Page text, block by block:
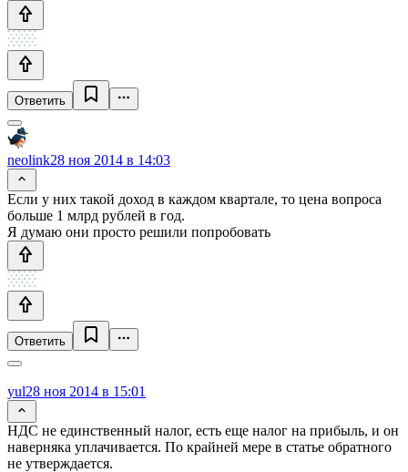
Ответить
neolink28 ноя 2014 в 14:03
Если у них такой доход в каждом квартале, то цена вопроса
больше 1 млрд рублей в год.
Я думаю они просто решили попробовать
Ответить
yul28 ноя 2014 в 15:01
НДС не единственный налог, есть еще налог на прибыль, и он
наверняка уплачивается. По крайней мере в статье обратного
не утверждается.